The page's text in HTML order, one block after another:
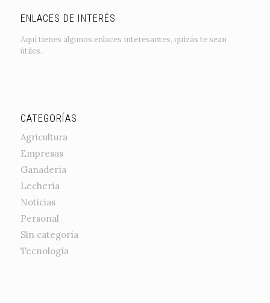
ENLACES DE INTERÉS
Aquí tienes algunos enlaces interesantes, quizás te sean
útiles.
CATEGORÍAS
Agricultura
Empresas
Ganadería
Lechería
Noticias
Personal
Sin categoría
Tecnología